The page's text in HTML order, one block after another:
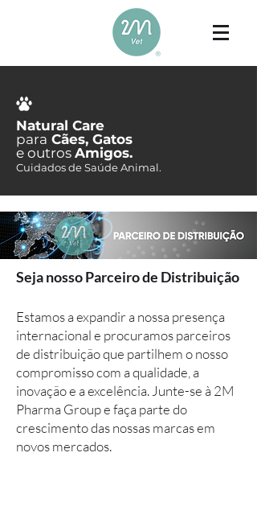
Natural Care
para Cães, Gatos
e outros Amigos.
Cuidados de Saúde Animal.
Seja nosso Parceiro de Distribuição
Estamos a expandir a nossa presença
internacional e procuramos parceiros
de distribuição que partilhem o nosso
compromisso com a qualidade, a
inovação e a excelência. Junte-se à 2M
Pharma Group e faça parte do
crescimento das nossas marcas em
novos mercados.